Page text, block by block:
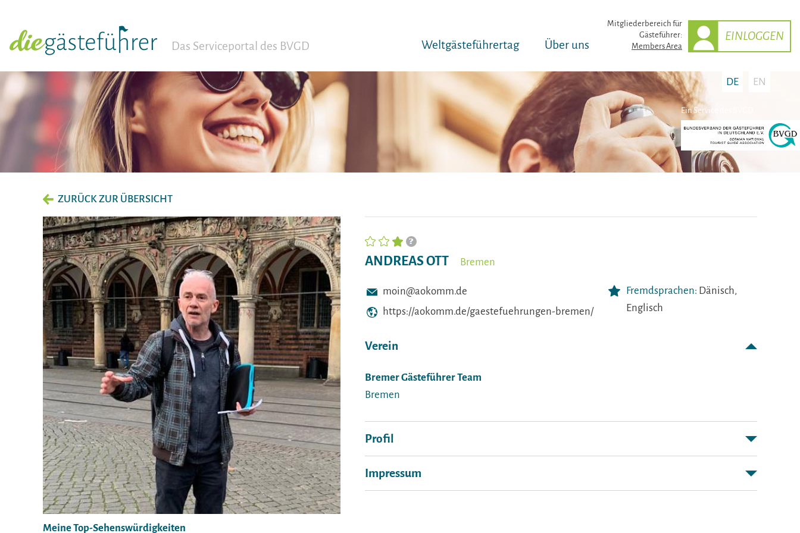
Das Serviceportal des BVGD Weltgäst­eführertag Über uns
Mitglieder­bereich für
Gästeführer:
Members Area
EINLOGGEN
Ein Service des BVGD
DE EN
ZURÜCK ZUR ÜBERSICHT
Fremdsprachen: Dänisch,
Englisch
ANDREAS OTT Bremen
moin@aokomm.de
https://aokomm.de/gaestefuehrungen-bremen/
Verein
Bremer Gästeführer Team
Bremen
Profil
Impressum
Meine Top-Sehenswürdigkeiten